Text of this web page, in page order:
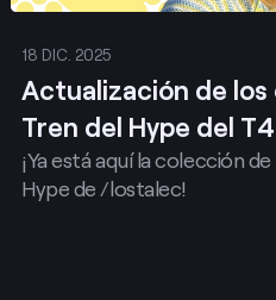
18 DIC. 2025
Actualización de
Tren del Hype del T4
¡Ya está aquí la colección
Hype de /lostalec!